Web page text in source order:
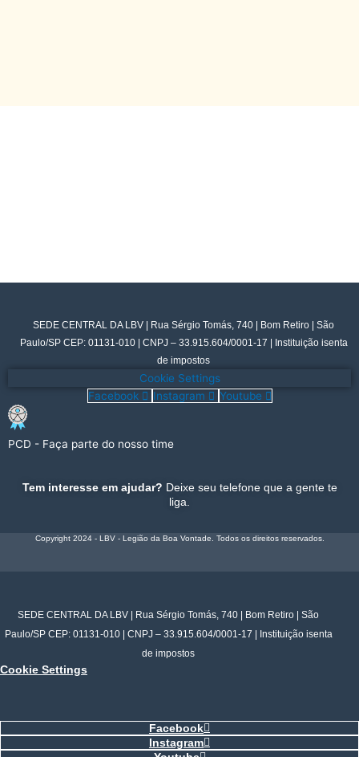
SEDE CENTRAL DA LBV | Rua Sérgio Tomás, 740 | Bom Retiro | São
Paulo/SP CEP: 01131-010 | CNPJ – 33.915.604/0001-17 | Instituição isenta
de impostos
Cookie Settings
Facebook
Instagram Youtube
PCD - Faça parte do nosso time
Tem interesse em ajudar? Deixe seu telefone que a gente te
liga.
Copyright 2024 - LBV - Legião da Boa Vontade. Todos os direitos reservados.
SEDE CENTRAL DA LBV | Rua Sérgio Tomás, 740 | Bom Retiro | São
Paulo/SP CEP: 01131-010 | CNPJ – 33.915.604/0001-17 | Instituição isenta
de impostos
Cookie Settings
Facebook
Instagram